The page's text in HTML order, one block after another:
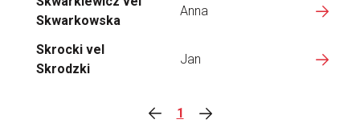
Skwarkowska
Anna
Skrocki vel
Skrodzki
Jan
1